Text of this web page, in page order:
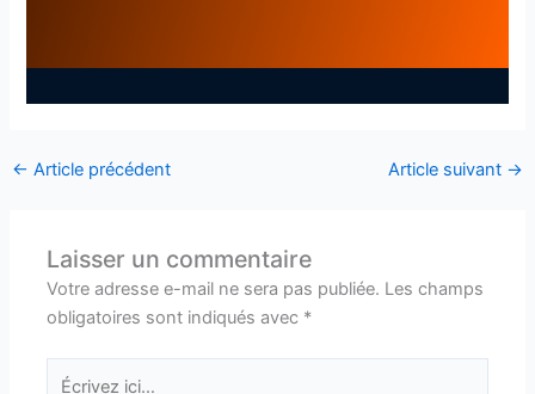
← Article précédent Article suivant →
Laisser un commentaire
Votre adresse e-mail ne sera pas publiée. Les champs
obligatoires sont indiqués avec *
Écrivez